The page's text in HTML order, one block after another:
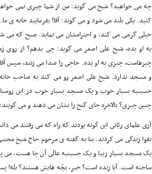
چه مى خواهید؟ شیخ مى گوید: من از شما چیزى نمى
کنید. یکى بلند مى شود و مى گوید: آقا! بفرمایید خانه ى
خیلى گرمى مى کند، و احترامشان مى نماید. صبح که مى
به او بده، شیخ على اصغر مى گوید: چى بدهم؟ از روى
چیزهاست، چیزى به او بده. حاجى را صدا مى زنند، سپس
و مسجد ندارد. شیخ على اصغر رو مى کند به صاحب
حسینیه بسیار خوب و یک مسجد بسیار خوب در این
چنین چیزى؟ بالاخره جاى گنج را نشان مى دهند و مى
آرى علماى ربّانى این گونه بودند که راه که مى رفتند
تقوا زندگى مى کردند. بنا به گفته ى مرحوم حاج شیخ
یک مسجد بسیار زیبا و یک حسینیه عالى آن جا هست، مى
ساخته است. آیا زنده است؟ خیر، بچّه هایش هستند؟ بله!